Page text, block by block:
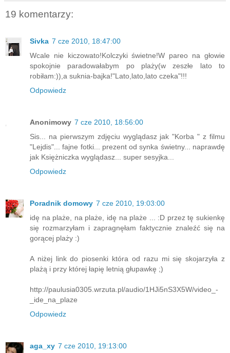
19 komentarzy:
Sivka 7 cze 2010, 18:47:00
Wcale nie kiczowato!Kolczyki świetne!W pareo na głowie
spokojnie paradowałabym po plaży(w zeszłe lato to
robiłam:)),a suknia-bajka!"Lato,lato,lato czeka"!!!
Odpowiedz
Anonimowy 7 cze 2010, 18:56:00
Sis... na pierwszym zdjęciu wyglądasz jak "Korba " z filmu
"Lejdis"... fajne fotki... prezent od synka świetny... naprawdę
jak Księżniczka wyglądasz... super sesyjka...
Odpowiedz
Poradnik domowy 7 cze 2010, 19:03:00
idę na plaże, na plaże, idę na plaże ... :D przez tę sukienkę
się rozmarzyłam i zapragnęłam faktycznie znaleźć się na
gorącej plaży :)
A niżej link do piosenki która od razu mi się skojarzyła z
plażą i przy której łapię letnią głupawkę ;)
http://paulusia0305.wrzuta.pl/audio/1HJi5nS3X5W/video_-
_ide_na_plaze
Odpowiedz
aga_xy 7 cze 2010, 19:13:00